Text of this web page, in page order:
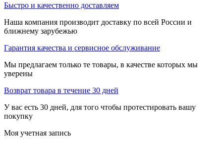
Быстро и качественно доставляем
Наша компания производит доставку по всей России и
ближнему зарубежью
Гарантия качества и сервисное обслуживание
Мы предлагаем только те товары, в качестве которых мы
уверены
Возврат товара в течение 30 дней
У вас есть 30 дней, для того чтобы протестировать вашу
покупку
Моя учетная запись